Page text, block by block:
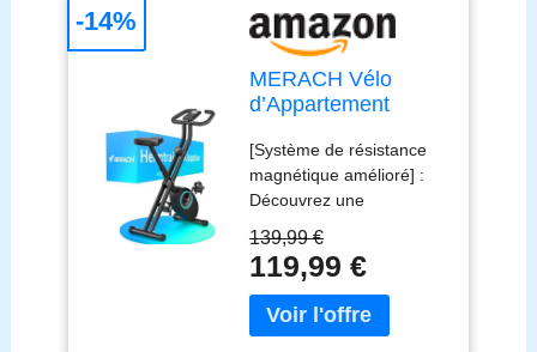
MERACH Vélo
d’Appartement
Appartement avec
Écran LCD, Vélo de
Fitness Magnétique
à Domicile avec
Coussin
Confortable, Gain
de Place, Pour
l’Entraînement
[Système de résistance
magnétique amélioré] :
Découvrez une
de fonctionnement ultra-
doux et silencieux avec
ce vélo d’appartement
pliable, doté de 16
139,99 €
119,99 €
-14%